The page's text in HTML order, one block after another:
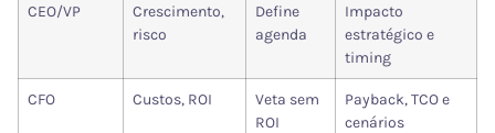
CEO/VP
Crescimento,
risco
Define
agenda
Impacto
estratégico e
timing
CFO Custos, ROI
Veta sem
ROI
Payback, TCO e
cenários